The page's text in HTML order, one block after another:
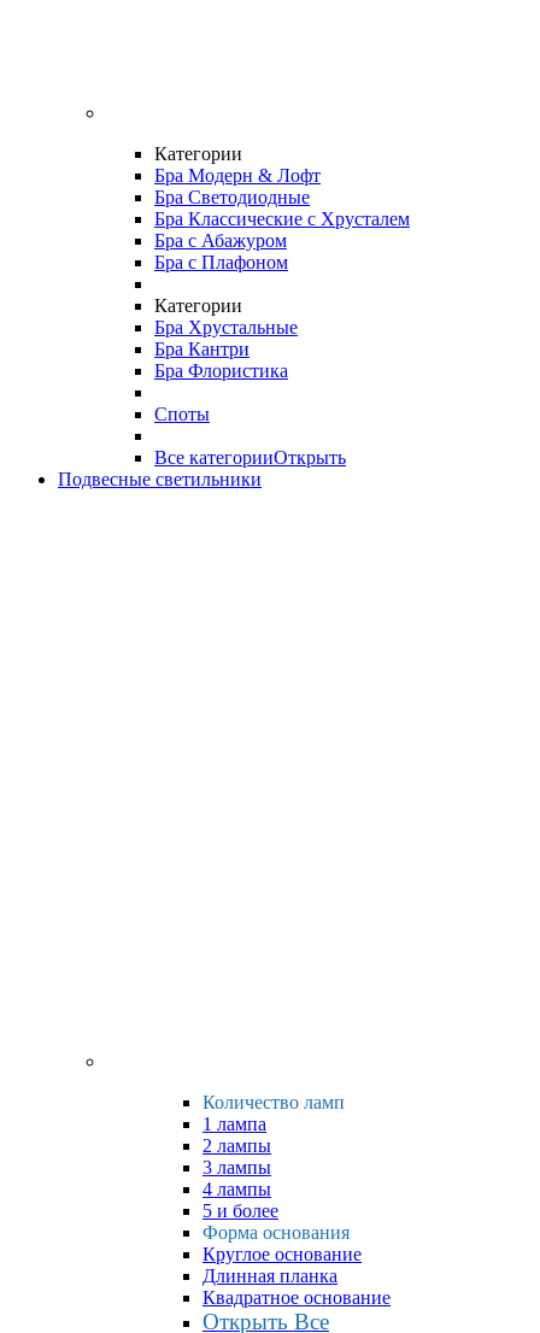
Категории
Бра Модерн & Лофт
Бра Светодиодные
Бра Классические с Хрусталем
Бра с Абажуром
Бра с Плафоном
Категории
Бра Хрустальные
Бра Кантри
Бра Флористика
Споты
Все категорииОткрыть
Подвесные светильники
Количество ламп
1 лампа
2 лампы
3 лампы
4 лампы
5 и более
Форма основания
Круглое основание
Длинная планка
Квадратное основание
Открыть Все